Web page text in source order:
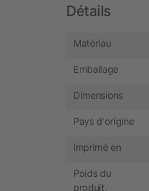
Détails
Matériau
Emballage
Dimensions
Pays d'origine
Imprimé en
Poids du
produit,